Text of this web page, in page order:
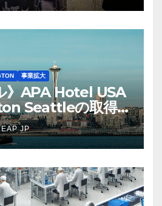
事業拡大
》APA Hotel USA
Seattleの取得を
JP